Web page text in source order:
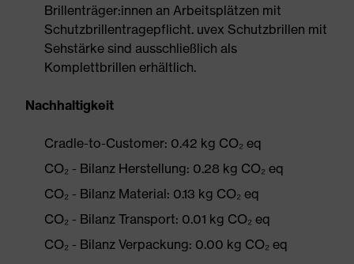
Brillenträger:innen an Arbeitsplätzen mit
Schutzbrillentragepflicht. uvex Schutzbrillen mit
Sehstärke sind ausschließlich als
Komplettbrillen erhältlich.
Nachhaltigkeit
Cradle-to-Customer: 0.42 kg CO₂ eq
CO₂ - Bilanz Herstellung: 0.28 kg CO₂ eq
CO₂ - Bilanz Material: 0.13 kg CO₂ eq
CO₂ - Bilanz Transport: 0.01 kg CO₂ eq
CO₂ - Bilanz Verpackung: 0.00 kg CO₂ eq